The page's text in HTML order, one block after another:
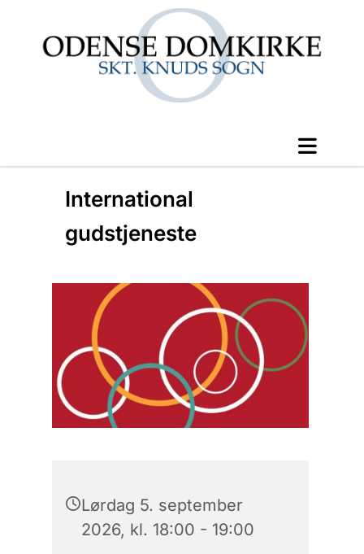
International
gudstjeneste
Lørdag 5. september
2026, kl. 18:00 - 19:00